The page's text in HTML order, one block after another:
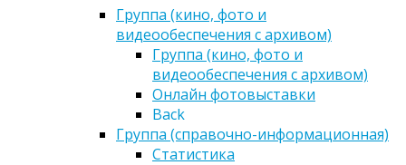
Группа (кино, фото и
видеообеспечения с архивом)
Группа (кино, фото и
видеообеспечения с архивом)
Онлайн фотовыставки
Back
Группа (справочно-информационная)
Статистика